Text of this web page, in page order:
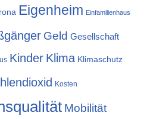
Eigenheim Einfamilienhaus
Geld Gesellschaft
Kinder Klima Klimaschutz
Kosten
Mobilität